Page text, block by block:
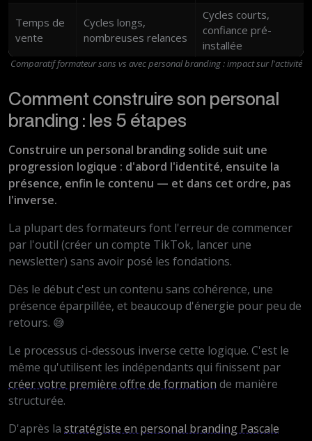
Temps de
vente
Cycles longs,
nombreuses relances
Cycles courts,
confiance pré-
installée
Comparatif formateur sans vs avec personal branding : impact sur l'activité
Comment construire son personal
branding : les 5 étapes
Construire un personal branding solide suit une
progression logique : d'abord l'identité, ensuite la
présence, enfin le contenu — et dans cet ordre, pas
l'inverse.
La plupart des formateurs font l'erreur de commencer
par l'outil (créer un compte TikTok, lancer une
newsletter) sans avoir posé les fondations.
Dès le début c'est un contenu sans cohérence, une
présence éparpillée, et beaucoup d'énergie pour peu de
retours. 😅
Le processus ci-dessous inverse cette logique. C'est le
même qu'utilisent les indépendants qui finissent par
créer votre première offre de formation de manière
structurée.
D'après la stratégiste en personal branding Pascale